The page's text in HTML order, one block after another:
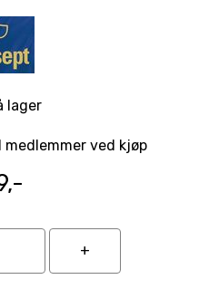
lager
ved kjøp